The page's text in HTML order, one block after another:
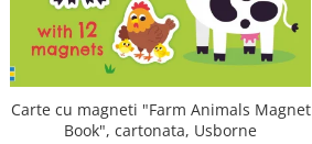
Carte cu magneti "Farm Animals Magnet
Book", cartonata, Usborne